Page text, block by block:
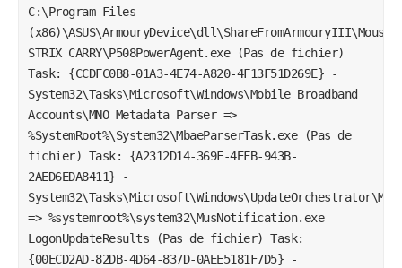
C:\Program Files
STRIX CARRY\P508PowerAgent.exe (Pas de fichier)
Task: {CCDFC0B8-01A3-4E74-A820-4F13F51D269E} -
System32\Tasks\Microsoft\Windows\Mobile Broadband
Accounts\MNO Metadata Parser =>
%SystemRoot%\System32\MbaeParserTask.exe (Pas de
fichier) Task: {A2312D14-369F-4EFB-943B-
2AED6EDA8411} -
=> %systemroot%\system32\MusNotification.exe
LogonUpdateResults (Pas de fichier) Task:
{00ECD2AD-82DB-4D64-837D-0AEE5181F7D5} -